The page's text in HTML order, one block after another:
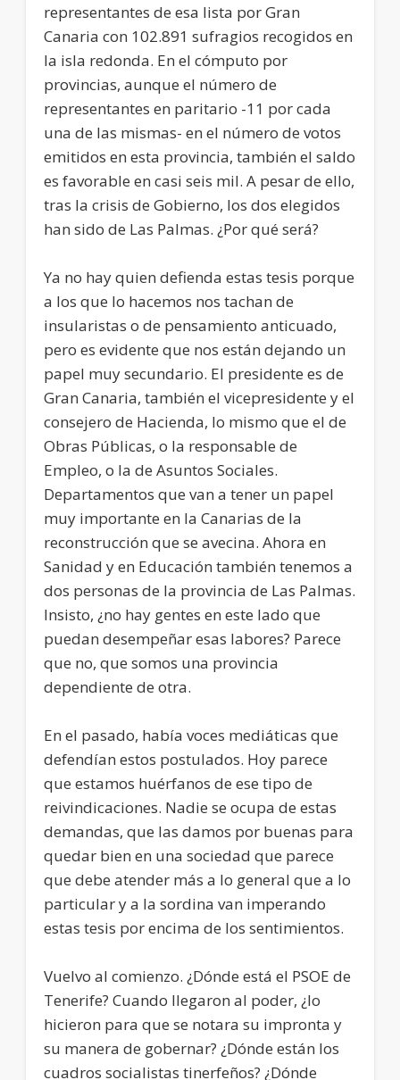
representantes de esa lista por Gran
Canaria con 102.891 sufragios recogidos en
la isla redonda. En el cómputo por
provincias, aunque el número de
representantes en paritario -11 por cada
una de las mismas- en el número de votos
emitidos en esta provincia, también el saldo
es favorable en casi seis mil. A pesar de ello,
tras la crisis de Gobierno, los dos elegidos
han sido de Las Palmas. ¿Por qué será?
Ya no hay quien defienda estas tesis porque
a los que lo hacemos nos tachan de
insularistas o de pensamiento anticuado,
pero es evidente que nos están dejando un
papel muy secundario. El presidente es de
Gran Canaria, también el vicepresidente y el
consejero de Hacienda, lo mismo que el de
Obras Públicas, o la responsable de
Empleo, o la de Asuntos Sociales.
Departamentos que van a tener un papel
muy importante en la Canarias de la
reconstrucción que se avecina. Ahora en
Sanidad y en Educación también tenemos a
dos personas de la provincia de Las Palmas.
Insisto, ¿no hay gentes en este lado que
puedan desempeñar esas labores? Parece
que no, que somos una provincia
dependiente de otra.
En el pasado, había voces mediáticas que
defendían estos postulados. Hoy parece
que estamos huérfanos de ese tipo de
reivindicaciones. Nadie se ocupa de estas
demandas, que las damos por buenas para
quedar bien en una sociedad que parece
que debe atender más a lo general que a lo
particular y a la sordina van imperando
estas tesis por encima de los sentimientos.
Vuelvo al comienzo. ¿Dónde está el PSOE de
Tenerife? Cuando llegaron al poder, ¿lo
hicieron para que se notara su impronta y
su manera de gobernar? ¿Dónde están los
cuadros socialistas tinerfeños? ¿Dónde